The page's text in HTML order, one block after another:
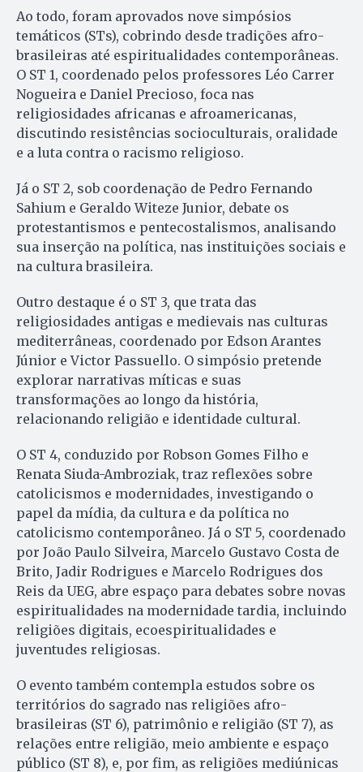
Ao todo, foram aprovados nove simpósios
temáticos (STs), cobrindo desde tradições afro-
brasileiras até espiritualidades contemporâneas.
O ST 1, coordenado pelos professores Léo Carrer
Nogueira e Daniel Precioso, foca nas
religiosidades africanas e afroamericanas,
discutindo resistências socioculturais, oralidade
e a luta contra o racismo religioso.
Já o ST 2, sob coordenação de Pedro Fernando
Sahium e Geraldo Witeze Junior, debate os
protestantismos e pentecostalismos, analisando
sua inserção na política, nas instituições sociais e
na cultura brasileira.
Outro destaque é o ST 3, que trata das
religiosidades antigas e medievais nas culturas
mediterrâneas, coordenado por Edson Arantes
Júnior e Victor Passuello. O simpósio pretende
explorar narrativas míticas e suas
transformações ao longo da história,
relacionando religião e identidade cultural.
O ST 4, conduzido por Robson Gomes Filho e
Renata Siuda-Ambroziak, traz reflexões sobre
catolicismos e modernidades, investigando o
papel da mídia, da cultura e da política no
catolicismo contemporâneo. Já o ST 5, coordenado
por João Paulo Silveira, Marcelo Gustavo Costa de
Brito, Jadir Rodrigues e Marcelo Rodrigues dos
Reis da UEG, abre espaço para debates sobre novas
espiritualidades na modernidade tardia, incluindo
religiões digitais, ecoespiritualidades e
juventudes religiosas.
O evento também contempla estudos sobre os
territórios do sagrado nas religiões afro-
brasileiras (ST 6), patrimônio e religião (ST 7), as
relações entre religião, meio ambiente e espaço
público (ST 8), e, por fim, as religiões mediúnicas